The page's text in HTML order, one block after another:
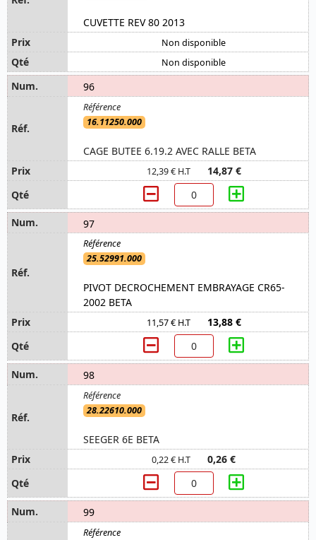
CUVETTE REV 80 2013
Non disponible
Non disponible
96
16.11250.000
CAGE BUTEE 6.19.2 AVEC RALLE BETA
12,39 € H.T 14,87 €
97
25.52991.000
PIVOT DECROCHEMENT EMBRAYAGE CR65-
2002 BETA
11,57 € H.T 13,88 €
98
28.22610.000
SEEGER 6E BETA
0,22 € H.T 0,26 €
99